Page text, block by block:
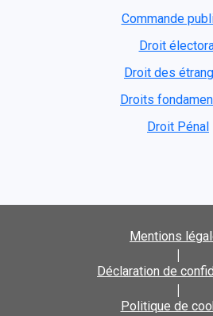
Commande
Droit
Droit des
Droits
Droit Pénal
Mentions
|
Déclaration de
|
Politique de